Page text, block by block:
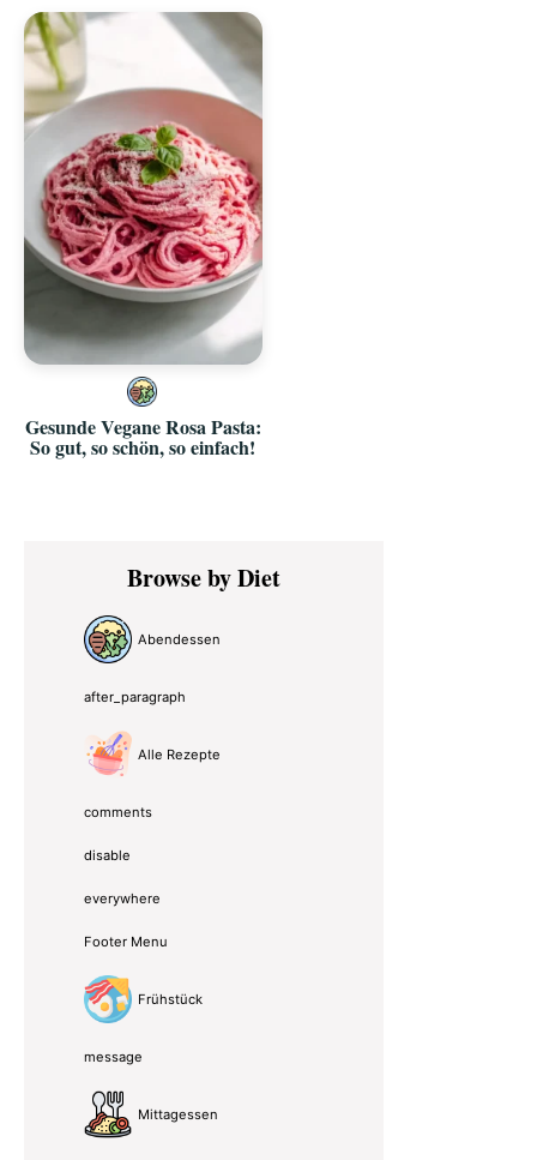
Gesunde Vegane Rosa Pasta:
So gut, so schön, so einfach!
Primary
SidebarBrowse by Diet
Abendessen
after_paragraph
Alle Rezepte
comments
disable
everywhere
Footer Menu
Frühstück
message
Mittagessen